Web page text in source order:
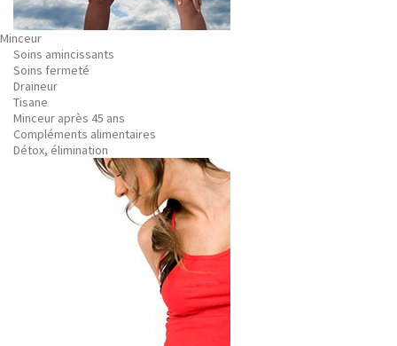
Minceur
Soins amincissants
Soins fermeté
Draineur
Tisane
Minceur après 45 ans
Compléments alimentaires
Détox, élimination